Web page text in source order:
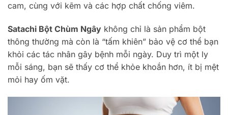
cam, cùng với kẽm và các hợp chất chống viêm.
Satachi Bột Chùm Ngây không chỉ là sản phẩm bột
thông thường mà còn là “tấm khiên” bảo vệ cơ thể bạn
khỏi các tác nhân gây bệnh mỗi ngày. Duy trì một ly
mỗi sáng, bạn sẽ thấy cơ thể khỏe khoắn hơn, ít bị mệt
mỏi hay ốm vặt.